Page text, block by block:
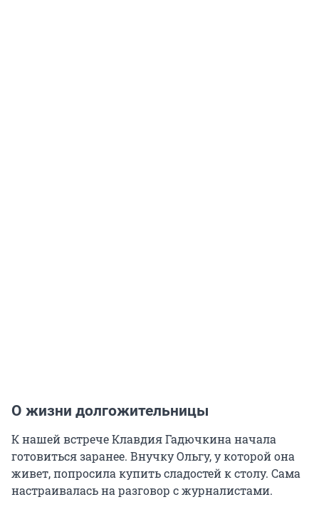
О жизни долгожительницы
К нашей встрече Клавдия Гадючкина начала
готовиться заранее. Внучку Ольгу, у которой она
живет, попросила купить сладостей к столу. Сама
настраивалась на разговор с журналистами.